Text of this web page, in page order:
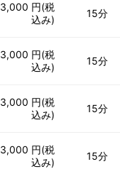
3,000 円(税
込み)
15分
3,000 円(税
込み)
15分
3,000 円(税
込み)
15分
3,000 円(税
込み)
15分